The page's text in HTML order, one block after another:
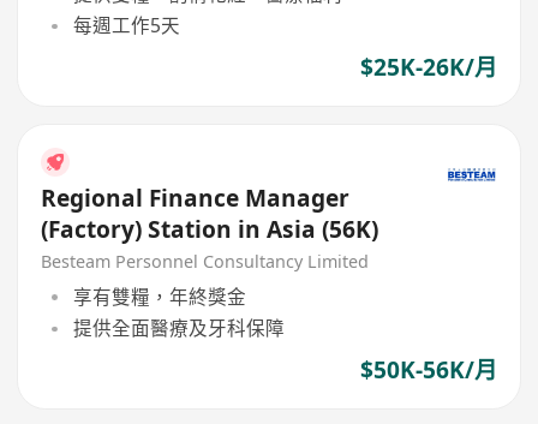
每週工作5天
$25K-26K/月
Regional Finance Manager
(Factory) Station in Asia (56K)
Besteam Personnel Consultancy Limited
享有雙糧，年終獎金
提供全面醫療及牙科保障
$50K-56K/月